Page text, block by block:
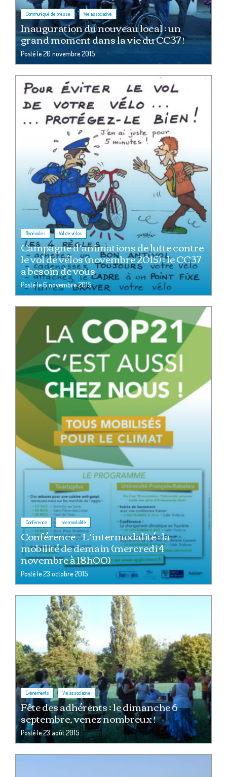
Communiqué de presse , Vie associative
Inauguration du nouveau local : un
grand moment dans la vie du CC37 !
Posté le20 novembre 2015
Bénévoles , Vol de vélos
Campagne d’animations de lutte contre
le vol de vélos (novembre 2015) : le CC37
a besoin de vous
Posté le6 novembre 2015
Conférence , Intermodalité
Conférence – L’intermodalité : la
mobilité de demain (mercredi 4
novembre à 18h00)
Posté le23 octobre 2015
Événements , Vie associative
Fête des adhérents : le dimanche 6
septembre, venez nombreux !
Posté le23 août 2015